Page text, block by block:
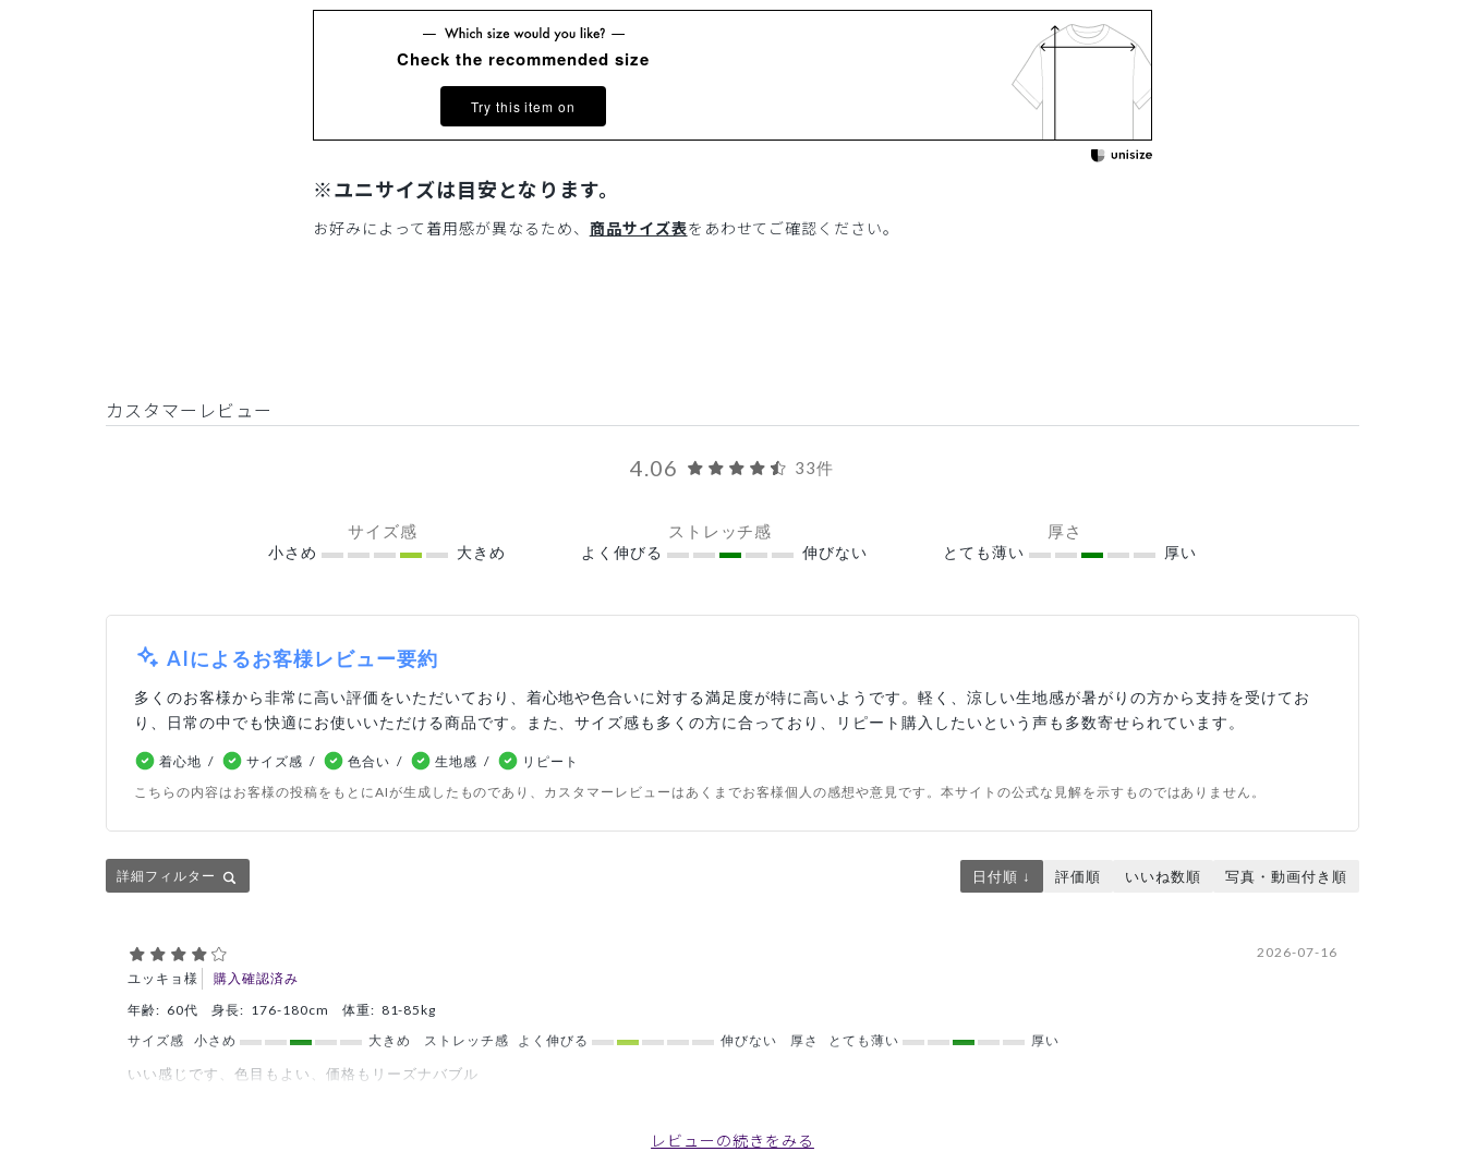
Check the recommended size
Try this item on
※ユニサイズは目安となります。
お好みによって着用感が異なるため、 商品サイズ表をあわせてご確認ください。
カスタマーレビュー
4.06 33件
サイズ感
小さめ 大きめ
ストレッチ感
よく伸びる 伸びない
厚さ
とても薄い 厚い
AIによるお客様レビュー要約
多くのお客様から非常に高い評価をいただいており、着心地や色合いに対する満足度が特に高いようです。軽く、涼しい生地感が暑がりの方から支持を受けてお
り、日常の中でも快適にお使いいただける商品です。また、サイズ感も多くの方に合っており、リピート購入したいという声も多数寄せられています。
着心地 サイズ感 色合い 生地感
リピート
こちらの内容はお客様の投稿をもとにAIが生成したものであり、カスタマーレビューはあくまでお客様個人の感想や意見です。本サイトの公式な見解を示すものではありません。
詳細フィルター 日付順 ↓ 評価順 いいね数順 写真・動画付き順
ユッキョ様 購入確認済み
2026-07-16
年齢: 60代 身長: 176-180cm 体重: 81-85kg
サイズ感
小さめ 大きめ ストレッチ感 よく伸びる 伸びない 厚さ とても薄い 厚い
いい感じです、色目もよい、価格もリーズナバブル
レビューの続きをみる